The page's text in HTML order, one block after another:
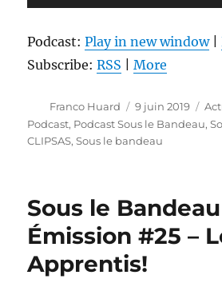
audio
Podcast:Play in new window|
Subscribe:RSS |More
Auteur
Franco Huard
Publié
le
9 juin 2019
Podcast, Podcast Sous le Bandeau,
CLIPSAS,Sous le bandeau
Sous le
Émission #25 –
Apprentis!